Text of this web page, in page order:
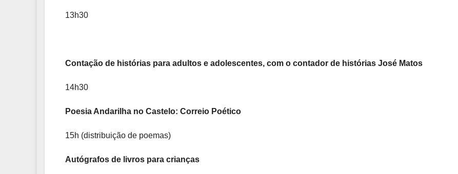
13h30
Contação de histórias para adultos e adolescentes, com o contador de histórias José Matos
14h30
Poesia Andarilha no Castelo: Correio Poético
15h (distribuição de poemas)
Autógrafos de livros para crianças